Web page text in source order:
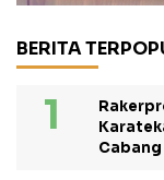
BERITA